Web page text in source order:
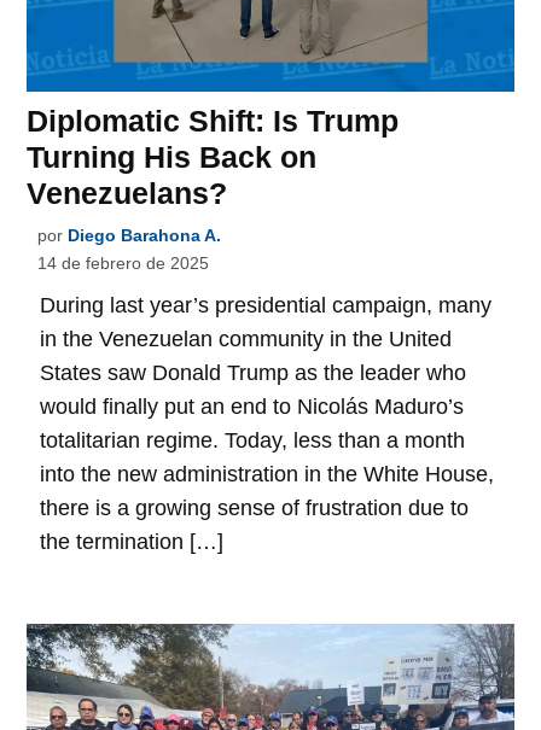
Diplomatic Shift: Is Trump
Turning His Back on
Venezuelans?
por Diego Barahona A.
14 de febrero de 2025
During last year’s presidential campaign, many
in the Venezuelan community in the United
States saw Donald Trump as the leader who
would finally put an end to Nicolás Maduro’s
totalitarian regime. Today, less than a month
into the new administration in the White House,
there is a growing sense of frustration due to
the termination […]